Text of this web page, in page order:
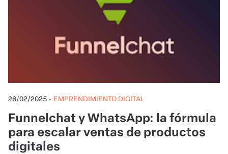
26/02/2025 • EMPRENDIMIENTO DIGITAL
Funnelchat y WhatsApp: la fórmula
para escalar ventas de productos
digitales